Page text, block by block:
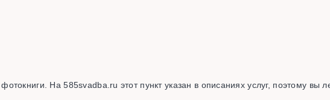
На 585svadba.ru этот пункт указан в описаниях услуг, поэтому вы